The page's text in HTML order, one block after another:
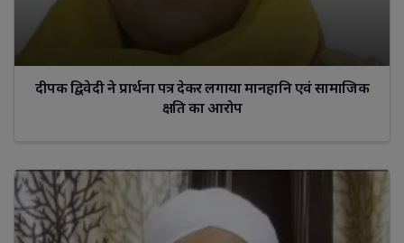
दीपक द्विवेदी ने प्रार्थना पत्र देकर लगाया मानहानि एवं सामाजिक
क्षति का आरोप